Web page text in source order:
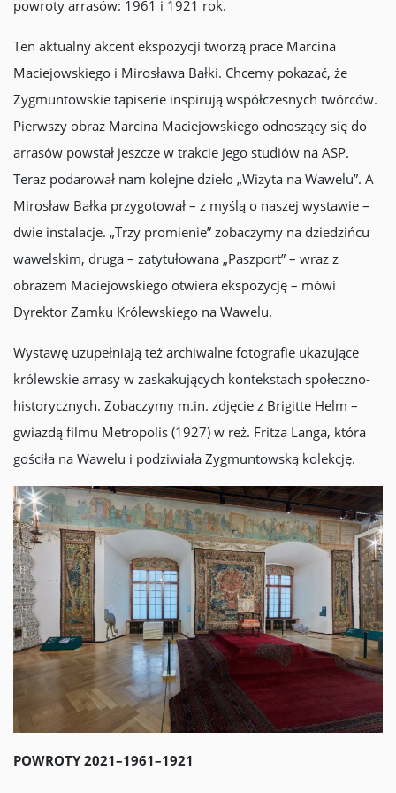
powroty arrasów: 1961 i 1921 rok.
Ten aktualny akcent ekspozycji tworzą prace Marcina
Maciejowskiego i Mirosława Bałki. Chcemy pokazać, że
Zygmuntowskie tapiserie inspirują współczesnych twórców.
Pierwszy obraz Marcina Maciejowskiego odnoszący się do
arrasów powstał jeszcze w trakcie jego studiów na ASP.
Teraz podarował nam kolejne dzieło „Wizyta na Wawelu”. A
Mirosław Bałka przygotował – z myślą o naszej wystawie –
dwie instalacje. „Trzy promienie” zobaczymy na dziedzińcu
wawelskim, druga – zatytułowana „Paszport” – wraz z
obrazem Maciejowskiego otwiera ekspozycję – mówi
Dyrektor Zamku Królewskiego na Wawelu.
Wystawę uzupełniają też archiwalne fotografie ukazujące
królewskie arrasy w zaskakujących kontekstach społeczno-
historycznych. Zobaczymy m.in. zdjęcie z Brigitte Helm –
gwiazdą filmu Metropolis (1927) w reż. Fritza Langa, która
gościła na Wawelu i podziwiała Zygmuntowską kolekcję.
POWROTY 2021–1961–1921